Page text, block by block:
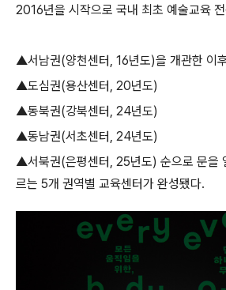
2016년을 시작으로 국내 최초 예술교육
▲서남권(양천센터, 16년도)을 개관한 이
▲도심권(용산센터, 20년도)
▲동북권(강북센터, 24년도)
▲동남권(서초센터, 24년도)
▲서북권(은평센터, 25년도) 순으로 문을
르는 5개 권역별 교육센터가 완성됐다.